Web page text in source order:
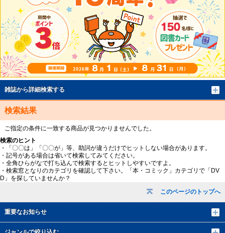
このページのトップへ
重要なお知らせ
雑誌から詳細検索する
検索結果
ご指定の条件に一致する商品が見つかりませんでした。
検索のヒント
・「〇〇は」「〇〇が」等、助詞が違うだけでヒットしない場合があります。
・記号がある場合は省いて検索してみてください。
・全角ひらがなで打ち込んで検索するとヒットしやすいですよ。
・検索窓となりのカテゴリを確認して下さい。「本・コミック」カテゴリで「DV
D」を探していませんか？